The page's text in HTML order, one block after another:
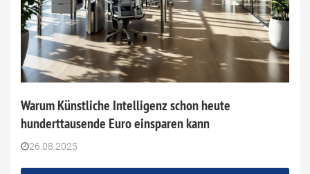
Warum Künstliche Intelligenz schon heute
hunderttausende Euro einsparen kann
26.08.2025